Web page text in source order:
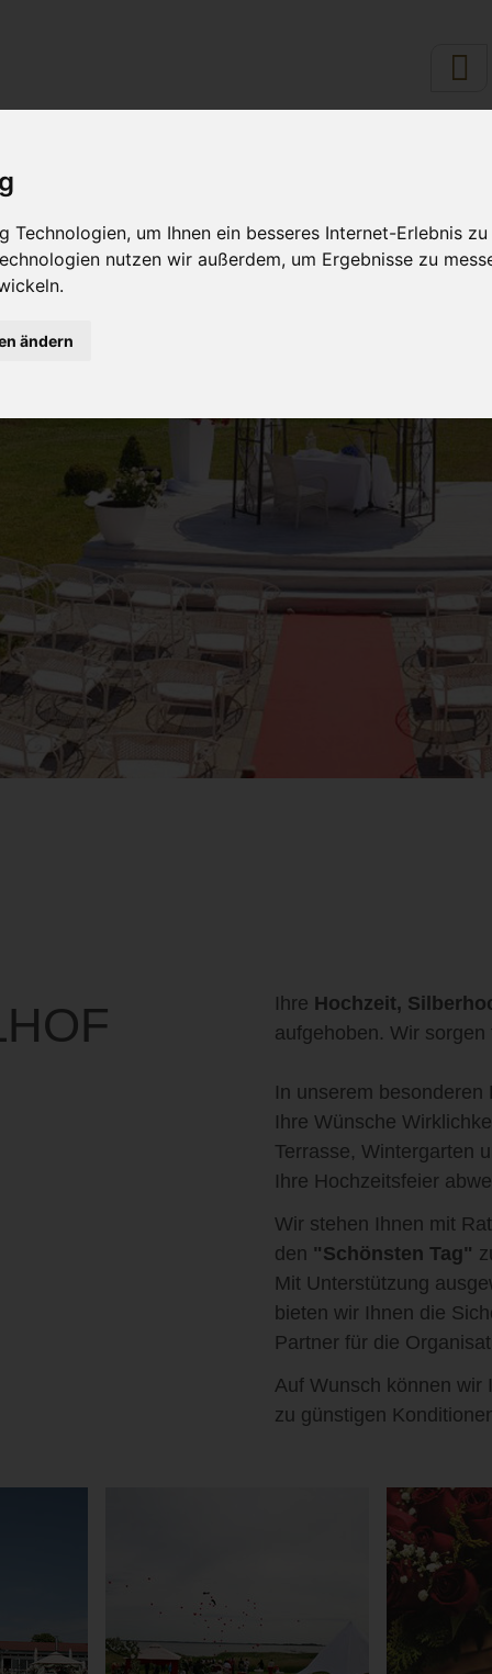
um Ihnen ein besseres Internet-Erlebnis
nutzen wir außerdem, um Ergebnisse zu
ändern
- ESSEN &
Ihre Hochzeit,
aufgehoben. Wir
In unserem
Ihre Wünsche
Terrasse, Wintergarten
Ihre Hochzeitsfeier
Wir stehen Ihnen mit
den "Schönsten Tag"
Mit Unterstützung
bieten wir Ihnen die
Partner für die
Auf Wunsch können wir
zu günstigen